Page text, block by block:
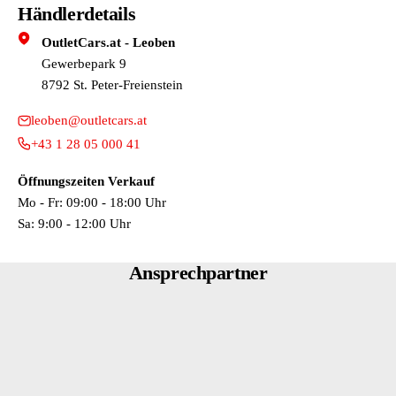
ST.SENSATEC-KOMB./SCHWARZ
Händlerdetails
OutletCars.at - Leoben
Gewerbepark 9
8792 St. Peter-Freienstein
leoben@outletcars.at
+43 1 28 05 000 41
Öffnungszeiten Verkauf
Mo - Fr: 09:00 - 18:00 Uhr
Sa: 9:00 - 12:00 Uhr
Ansprechpartner